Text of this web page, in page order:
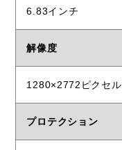
6.83インチ
解像度
1280×2772ピクセル
プロテクション